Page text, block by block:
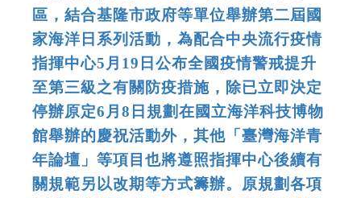
區，結合基隆市政府等單位舉辦第二屆國
家海洋日系列活動，為配合中央流行疫情
指揮中心5月19日公布全國疫情警戒提升
至第三級之有關防疫措施，除已立即決定
停辦原定6月8日規劃在國立海洋科技博物
館舉辦的慶祝活動外，其他「臺灣海洋青
年論壇」等項目也將遵照指揮中心後續有
關規範另以改期等方式籌辦。原規劃各項